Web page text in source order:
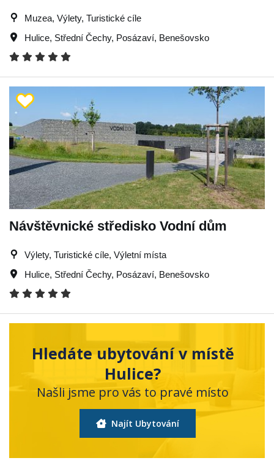
Muzea, Výlety, Turistické cíle
Hulice, Střední Čechy, Posázaví, Benešovsko
Návštěvnické středisko Vodní dům
Výlety, Turistické cíle, Výletní místa
Hulice, Střední Čechy, Posázaví, Benešovsko
Hledáte ubytování v místě
Hulice?
Našli jsme pro vás to pravé místo
Najít Ubytování